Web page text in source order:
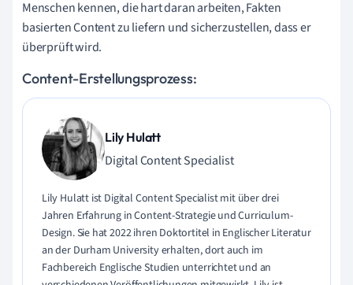
Menschen kennen, die hart daran arbeiten, Fakten
basierten Content zu liefern und sicherzustellen, dass er
überprüft wird.
Content-Erstellungsprozess:
Lily Hulatt
Digital Content Specialist
Lily Hulatt ist Digital Content Specialist mit über drei
Jahren Erfahrung in Content-Strategie und Curriculum-
Design. Sie hat 2022 ihren Doktortitel in Englischer Literatur
an der Durham University erhalten, dort auch im
Fachbereich Englische Studien unterrichtet und an